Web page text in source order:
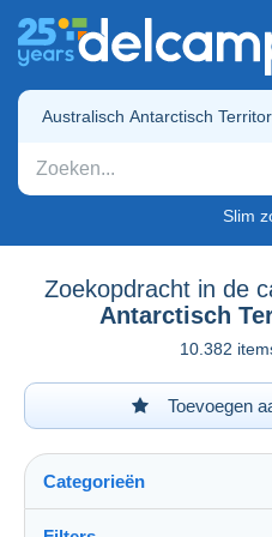
Australisch Antarctisch
Slim
Zoekopdracht in de
Antarctisch
10.382
Toevoegen
Categorieën